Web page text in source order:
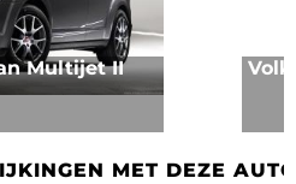
Multijet II
MET DEZE